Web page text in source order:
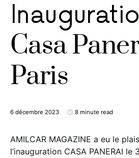
Casa
Paris
6 décembre 2023 8 minute read
AMILCAR MAGAZINE a eu le
l’inauguration CASA PANERAI